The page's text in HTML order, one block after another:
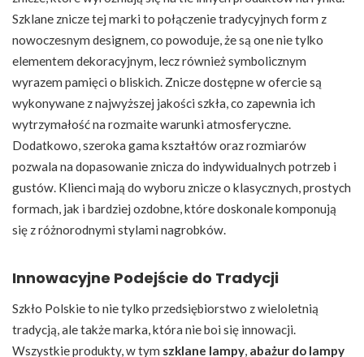
Szklane znicze tej marki to połączenie tradycyjnych form z
nowoczesnym designem, co powoduje, że są one nie tylko
elementem dekoracyjnym, lecz również symbolicznym
wyrazem pamięci o bliskich. Znicze dostępne w ofercie są
wykonywane z najwyższej jakości szkła, co zapewnia ich
wytrzymałość na rozmaite warunki atmosferyczne.
Dodatkowo, szeroka gama kształtów oraz rozmiarów
pozwala na dopasowanie znicza do indywidualnych potrzeb i
gustów. Klienci mają do wyboru znicze o klasycznych, prostych
formach, jak i bardziej ozdobne, które doskonale komponują
się z różnorodnymi stylami nagrobków.
Innowacyjne Podejście do Tradycji
Szkło Polskie to nie tylko przedsiębiorstwo z wieloletnią
tradycją, ale także marka, która nie boi się innowacji.
Wszystkie produkty, w tym szklane lampy, abażur do lampy